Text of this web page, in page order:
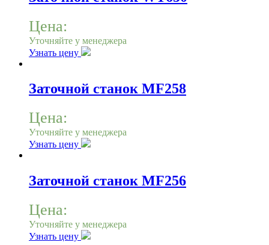
Цена:
Уточняйте у менеджера
Узнать цену
Заточной станок MF258
Цена:
Уточняйте у менеджера
Узнать цену
Заточной станок MF256
Цена:
Уточняйте у менеджера
Узнать цену